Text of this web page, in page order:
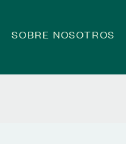
SOBRE NOSOTROS